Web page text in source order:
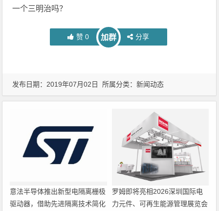
一个三明治吗？
赞 0 加群 分享
发布日期：2019年07月02日 所属分类：新闻动态
意法半导体推出新型电隔离栅极
驱动器，借助先进隔离技术简化
罗姆即将亮相2026深圳国际电
力元件、可再生能源管理展览会